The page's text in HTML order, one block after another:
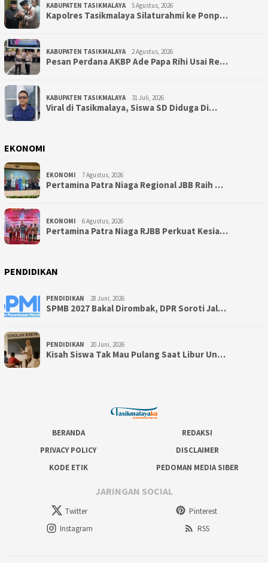
KABUPATEN TASIKMALAYA 5 Agustus, 2026
Kapolres Tasikmalaya Silaturahmi ke Ponp…
KABUPATEN TASIKMALAYA 2 Agustus, 2026
Pesan Perdana AKBP Ade Papa Rihi Usai Re…
KABUPATEN TASIKMALAYA 31 Juli, 2026
Viral di Tasikmalaya, Siswa SD Diduga Di…
EKONOMI
EKONOMI 7 Agustus, 2026
Pertamina Patra Niaga Regional JBB Raih …
EKONOMI 6 Agustus, 2026
Pertamina Patra Niaga RJBB Perkuat Kesia…
PENDIDIKAN
PENDIDIKAN 28 Juni, 2026
SPMB 2027 Bakal Dirombak, DPR Soroti Jal…
PENDIDIKAN 20 Juni, 2026
Kisah Siswa Tak Mau Pulang Saat Libur Un…
BERANDA
REDAKSI
PRIVACY POLICY
DISCLAIMER
KODE ETIK
PEDOMAN MEDIA SIBER
JARINGAN SOCIAL
Twitter
Pinterest
Instagram
RSS